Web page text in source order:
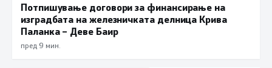
Потпишување договори за финансирање на
изградбата на железничката делница Крива
Паланка – Деве Баир
пред 9 мин.